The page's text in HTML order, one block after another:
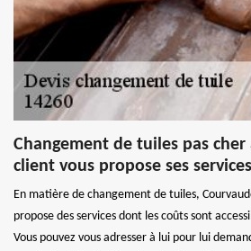
Changement de tuiles pas
client vous propose ses services
En matière de changement de tuiles,
propose des services dont les coûts sont
Vous pouvez vous adresser à lui pour lui